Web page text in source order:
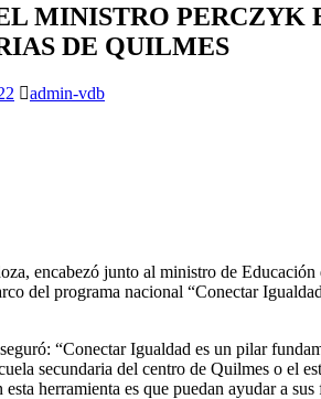
MINISTRO PERCZYK
DE QUILMES
admin-vdb
encabezó junto al ministro de
del programa nacional “Conectar
“Conectar Igualdad es un pilar
secundaria del centro de Quilmes o el
herramienta es que puedan ayudar a